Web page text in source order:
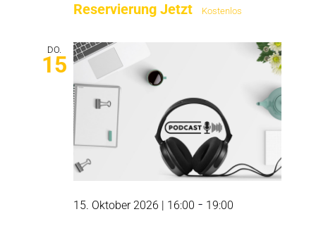
Reservierung Jetzt Kostenlos
DO.
15
15. Oktober 2026 | 16:00 - 19:00